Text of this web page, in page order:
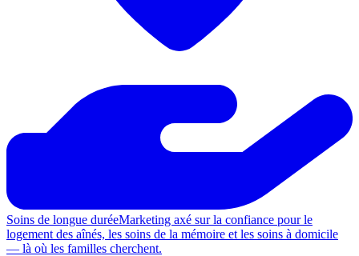
Soins de longue duréeMarketing axé sur la confiance pour le
logement des aînés, les soins de la mémoire et les soins à domicile
— là où les familles cherchent.